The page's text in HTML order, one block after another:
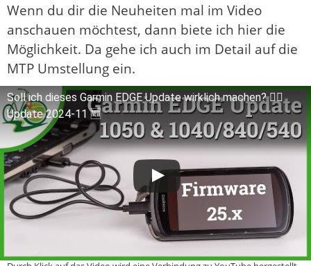
Wenn du dir die Neuheiten mal im Video
anschauen möchtest, dann biete ich hier die
Möglichkeit. Da gehe ich auch im Detail auf die
MTP Umstellung ein.
Soll ich dieses Garmin EDGE Update wirklich machen? 🤷‍♂️
Update 2024-11 🆕